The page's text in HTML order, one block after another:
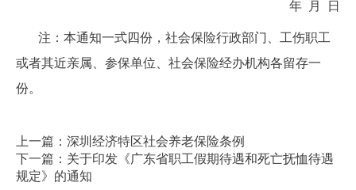
年 月 日
注：本通知一式四份，社会保险行政部门、工伤职工
或者其近亲属、参保单位、社会保险经办机构各留存一
份。
上一篇：深圳经济特区社会养老保险条例
下一篇：关于印发《广东省职工假期待遇和死亡抚恤待遇
规定》的通知